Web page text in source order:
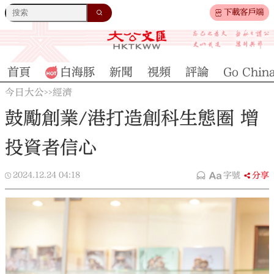
下載客戶端
首頁 白海豚 新聞 視頻 評論 Go
今日大公>>經濟
鼓勵創業/港打造創科生態圈 增
投資者信心
2024.12.24 04:18 字號 分享